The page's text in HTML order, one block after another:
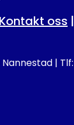
Kontakt oss |
|